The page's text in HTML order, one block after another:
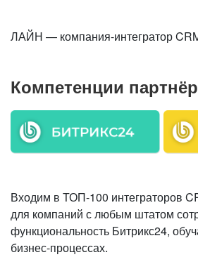
ЛАЙН — компания-интегратор
Компетенции
Входим в ТОП-100 интеграторов
для компаний с любым штатом
функциональность Битрикс24,
бизнес-процессах.